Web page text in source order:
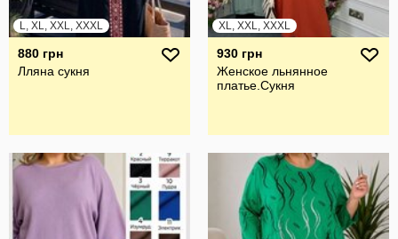
L, XL, XXL, XXXL
880 грн
Лляна сукня
XL, XXL, XXXL
930 грн
Женское льнянное
платье.Сукня